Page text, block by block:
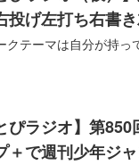
投げ左打ち右書
クテーマは自分が持っ
ぴラジオ】第
＋で週刊少年ジ